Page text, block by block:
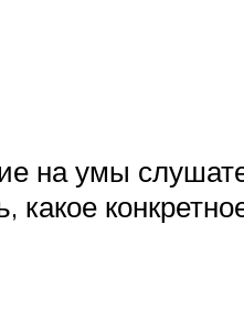
на умы